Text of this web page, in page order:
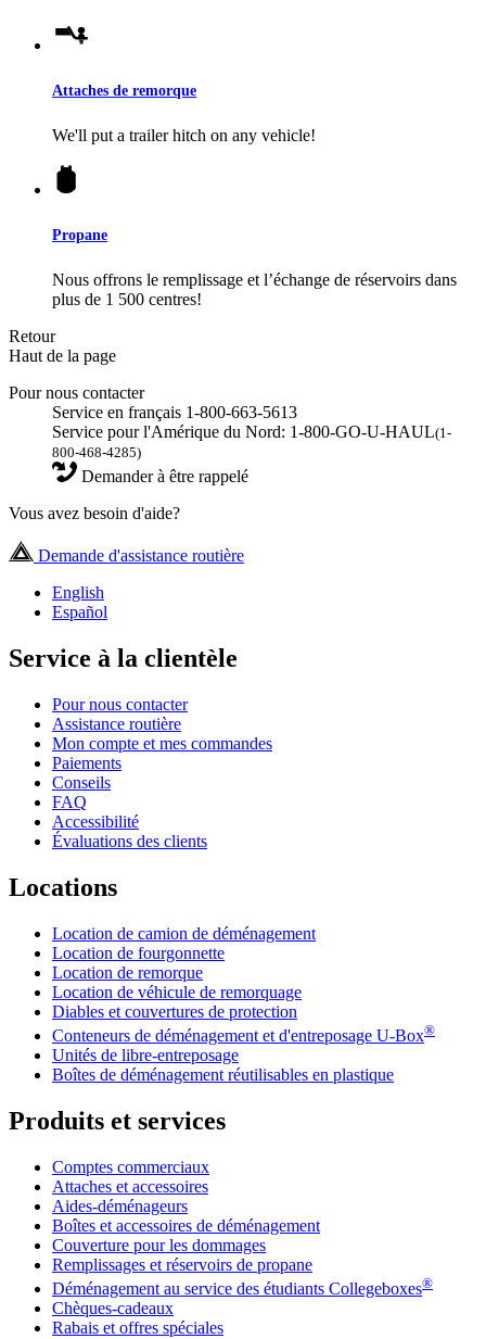
Attaches de remorque
We'll put a trailer hitch on any vehicle!
Propane
Nous offrons le remplissage et l’échange de réservoirs dans
plus de 1 500 centres!
Retour
Haut de la page
Pour nous contacter
Service en français 1-800-663-5613
Service pour l'Amérique du Nord: 1-800-GO-U-HAUL(1-
800-468-4285)
Demander à être rappelé
Vous avez besoin d'aide?
Demande d'assistance routière
English
Español
Service à la clientèle
Pour nous contacter
Assistance routière
Mon compte et mes commandes
Paiements
Conseils
FAQ
Accessibilité
Évaluations des clients
Locations
Location de camion de déménagement
Location de fourgonnette
Location de remorque
Location de véhicule de remorquage
Diables et couvertures de protection
Conteneurs de déménagement et d'entreposage U-Box®
Unités de libre-entreposage
Boîtes de déménagement réutilisables en plastique
Produits et services
Comptes commerciaux
Attaches et accessoires
Aides-déménageurs
Boîtes et accessoires de déménagement
Couverture pour les dommages
Remplissages et réservoirs de propane
Déménagement au service des étudiants Collegeboxes®
Chèques-cadeaux
Rabais et offres spéciales